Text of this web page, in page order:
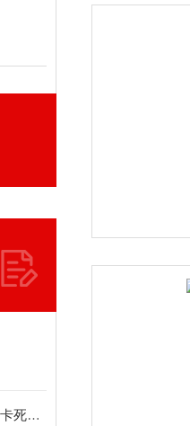
鹰潭皮带秤常见故障（跑偏、托辊卡死）现场维修经验